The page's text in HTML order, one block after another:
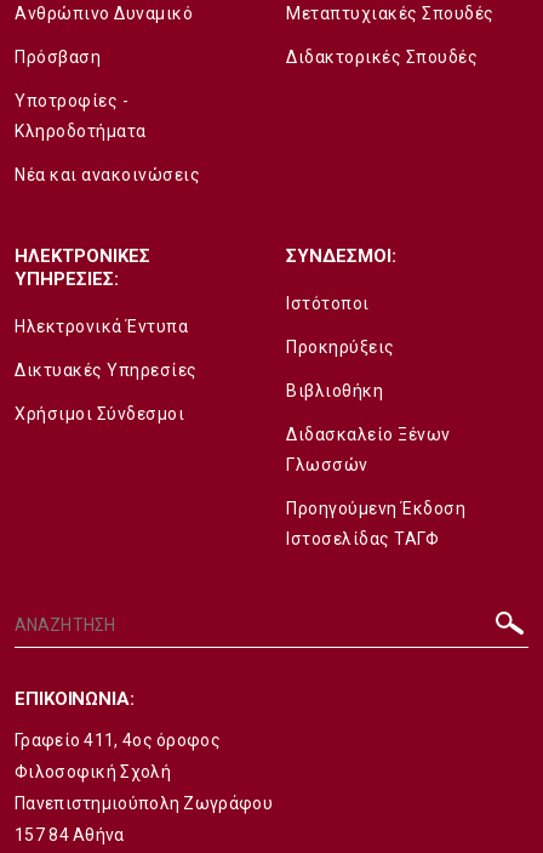
Ανθρώπινο Δυναμικό
Πρόσβαση
Υποτροφίες -
Κληροδοτήματα
Νέα και ανακοινώσεις
Μεταπτυχιακές Σπουδές
Διδακτορικές Σπουδές
ΗΛΕΚΤΡΟΝΙΚΕΣ
ΥΠΗΡΕΣΙΕΣ:
Ηλεκτρονικά Έντυπα
Δικτυακές Υπηρεσίες
Χρήσιμοι Σύνδεσμοι
ΣΥΝΔΕΣΜΟΙ:
Ιστότοποι
Προκηρύξεις
Βιβλιοθήκη
Διδασκαλείο Ξένων
Γλωσσών
Προηγούμενη Έκδοση
Ιστοσελίδας ΤΑΓΦ
ΕΠΙΚΟΙΝΩΝΙΑ:
Γραφείο 411, 4ος όροφος
Φιλοσοφική Σχολή
Πανεπιστημιούπολη Ζωγράφου
157 84 Αθήνα